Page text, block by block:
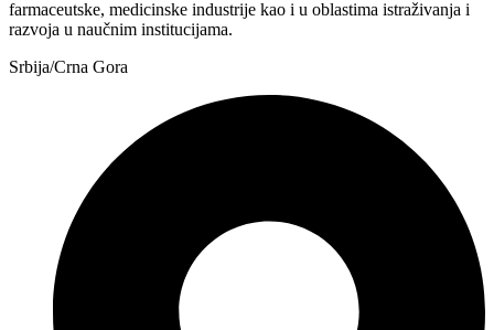
farmaceutske, medicinske industrije kao i u oblastima istraživanja i
razvoja u naučnim institucijama.
Srbija/Crna Gora